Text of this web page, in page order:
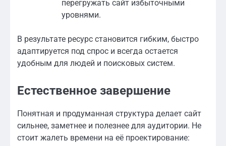
перегружать сайт избыточными
уровнями.
В результате ресурс становится гибким, быстро
адаптируется под спрос и всегда остается
удобным для людей и поисковых систем.
Естественное завершение
Понятная и продуманная структура делает сайт
сильнее, заметнее и полезнее для аудитории. Не
стоит жалеть времени на её проектирование: